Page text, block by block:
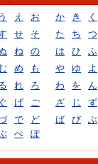
う え お か き く
せ そ た ち つ
ね の は ひ ふ
め も や ゆ
よ
れ ろ わ を
ん
ぐ げ ご ざ じ ず
で ど ば び ぶ
ぺ ぽ